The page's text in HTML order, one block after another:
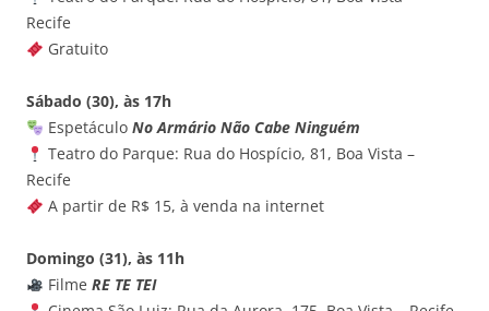
Recife
Gratuito
Sábado (30), às 17h
Espetáculo No Armário Não Cabe Ninguém
Teatro do Parque: Rua do Hospício, 81, Boa Vista –
Recife
A partir de R$ 15, à venda na internet
Domingo (31), às 11h
Filme RE TE TEI